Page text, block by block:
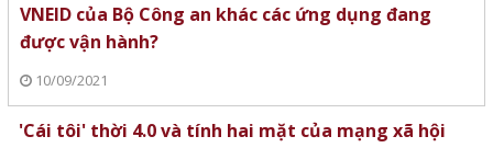
VNEID của Bộ Công an khác các ứng dụng đang
được vận hành?
10/09/2021
'Cái tôi' thời 4.0 và tính hai mặt của mạng xã hội